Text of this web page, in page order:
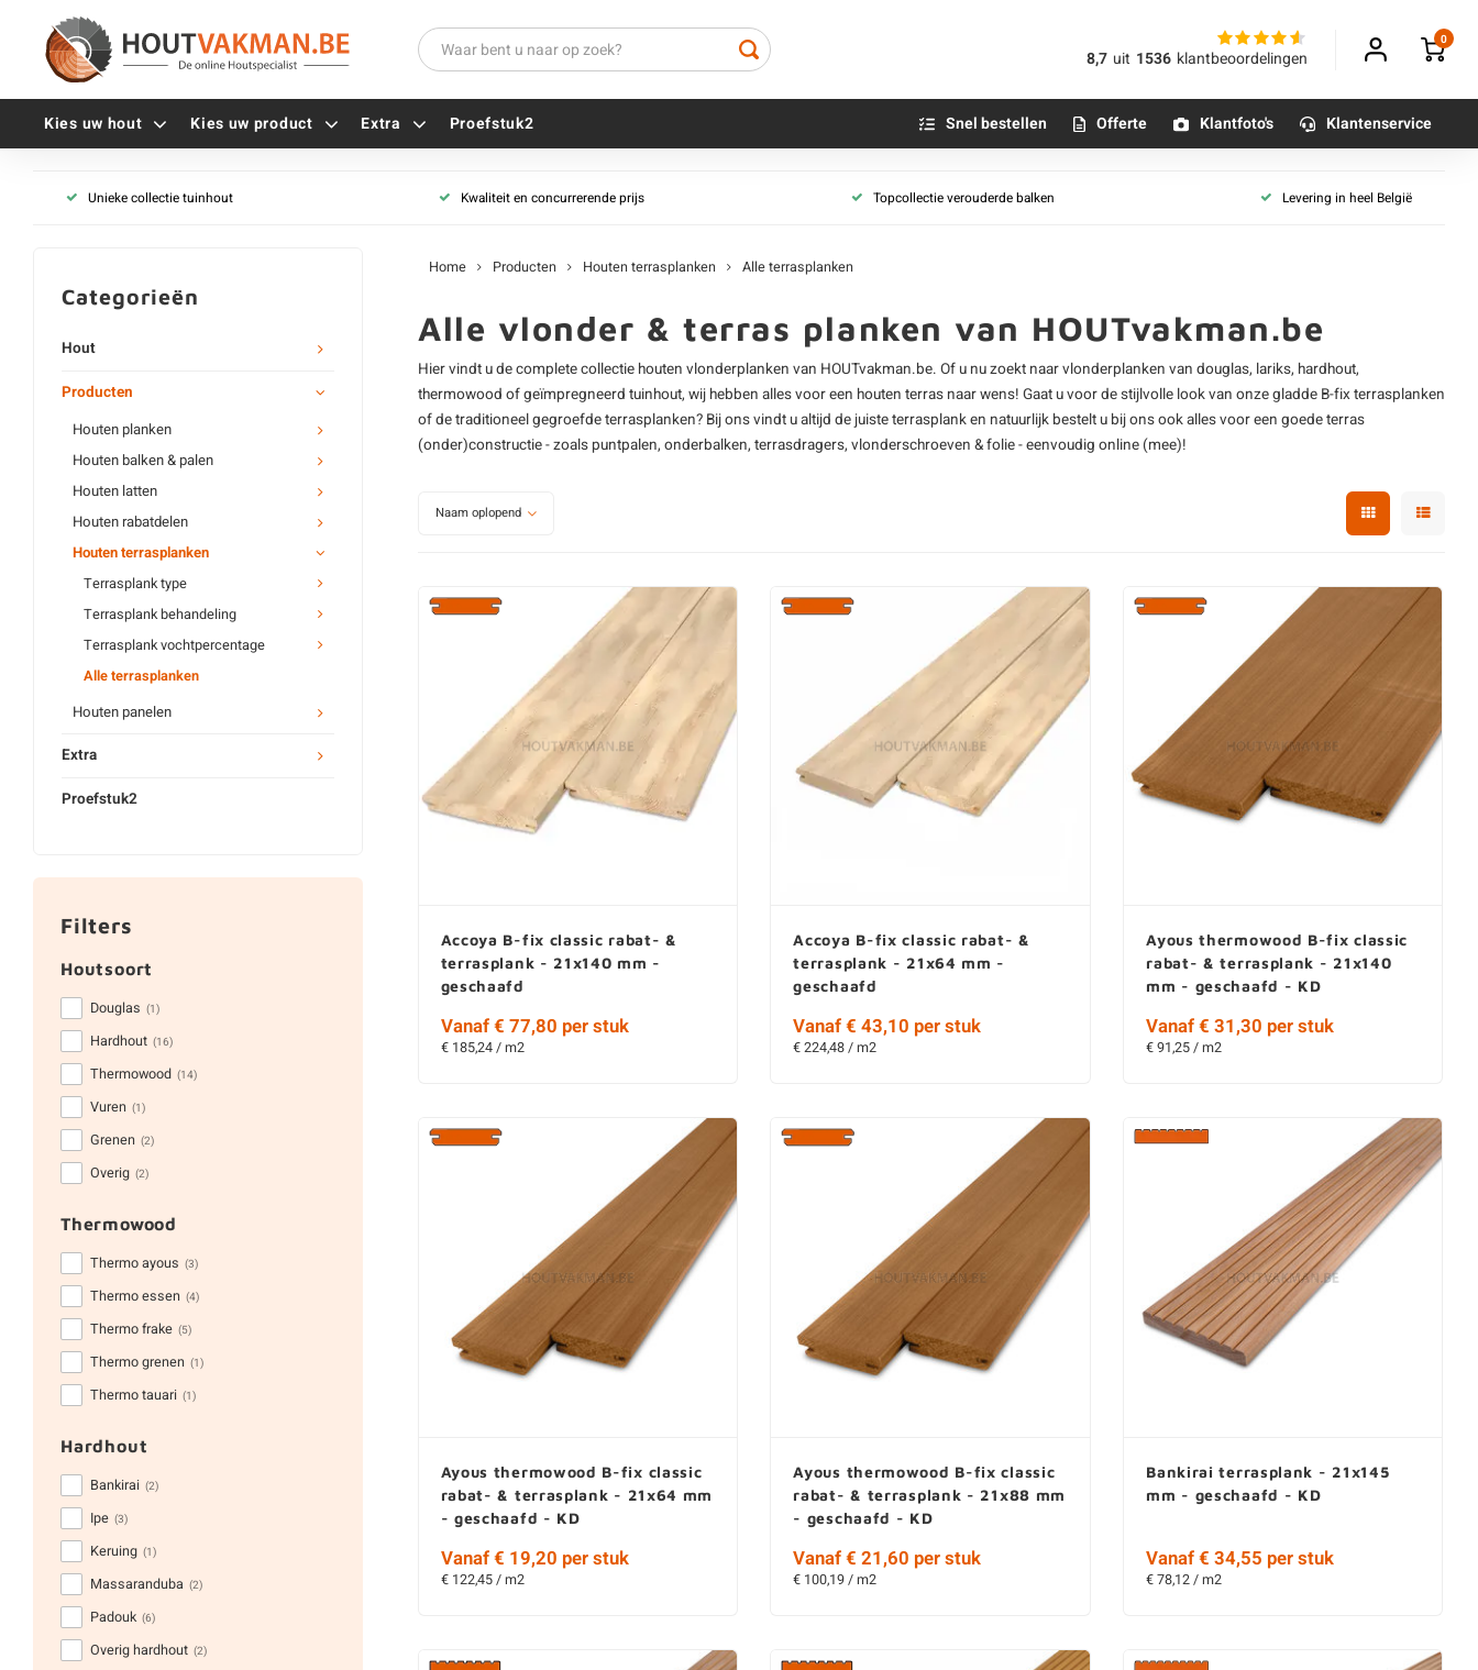
8,7 uit 1536 klantbeoordelingen
0
Kies uw hout Kies uw product
Alle terrasplanken
Extra
Vlonderschroeven
Inox schroeven
Zwarte schroeven
Alle vijzen
Terrasdragers
Verbindingsstukken
Olie en lak - voor binnen
Oxaalzuur
Houtvuller
Tafelpoten - metaal
Tafel onderstel - metaal
Proefstuk2 Snel bestellen Offerte Klantfoto's Klantenservice
Unieke collectie tuinhout Kwaliteit en concurrerende prijs Topcollectie verouderde balken Levering in heel België
Categorieën
Hout
Producten
Houten planken
Houten balken & palen
Houten latten
Houten rabatdelen
Houten terrasplanken
Terrasplank type
Terrasplank behandeling
Terrasplank vochtpercentage
Alle terrasplanken
Houten panelen
Extra
Proefstuk2
Filters
Houtsoort
Douglas (1)
Hardhout (16)
Thermowood (14)
Vuren (1)
Grenen (2)
Overig (2)
Thermowood
Thermo ayous (3)
Thermo essen (4)
Thermo frake (5)
Thermo grenen (1)
Thermo tauari (1)
Hardhout
Bankirai (2)
Ipe (3)
Keruing (1)
Massaranduba (2)
Padouk (6)
Overig hardhout (2)
Home Producten Houten terrasplanken Alle terrasplanken
Alle vlonder & terras planken van HOUTvakman.be
Hier vindt u de complete collectie houten vlonderplanken van HOUTvakman.be. Of u nu zoekt naar vlonderplanken van douglas, lariks, hardhout,
thermowood of geïmpregneerd tuinhout, wij hebben alles voor een houten terras naar wens! Gaat u voor de stijlvolle look van onze gladde B-fix terrasplanken
of de traditioneelgegroefde terrasplanken? Bij ons vindt u altijd de juiste terrasplank en natuurlijk bestelt u bij ons ook alles voor een goede terras
(onder)constructie - zoals puntpalen, onderbalken, terrasdragers, vlonderschroeven & folie - eenvoudig online (mee)!
Naam oplopend
Accoya B-fix classic rabat- &
terrasplank - 21x140 mm -
geschaafd
Vanaf € 77,80 per stuk
€ 185,24 / m2
Accoya B-fix classic rabat- &
terrasplank - 21x64 mm -
geschaafd
Vanaf € 43,10 per stuk
€ 224,48 / m2
Ayous thermowood B-fix classic
rabat- & terrasplank - 21x140
mm - geschaafd - KD
Vanaf € 31,30 per stuk
€ 91,25 / m2
Ayous thermowood B-fix classic
rabat- & terrasplank - 21x64 mm
- geschaafd - KD
Vanaf € 19,20 per stuk
€ 122,45 / m2
Ayous thermowood B-fix classic
rabat- & terrasplank - 21x88 mm
- geschaafd - KD
Vanaf € 21,60 per stuk
€ 100,19 / m2
Bankirai terrasplank - 21x145
mm - geschaafd - KD
Vanaf € 34,55 per stuk
€ 78,12 / m2